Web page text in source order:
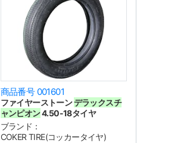
商品番号 001601
ファイヤーストーンデラックスチ
ャンピオン4.50-18タイヤ
ブランド：
COKER TIRE(コッカータイヤ)